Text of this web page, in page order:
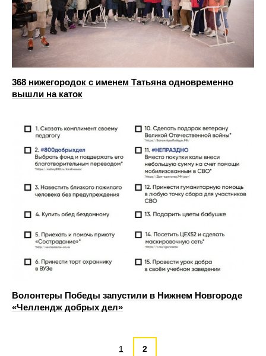
368 нижегородок с именем Татьяна одновременно
вышли на каток
Волонтеры Победы запустили в Нижнем Новгороде
«Челлендж добрых дел»
1 2